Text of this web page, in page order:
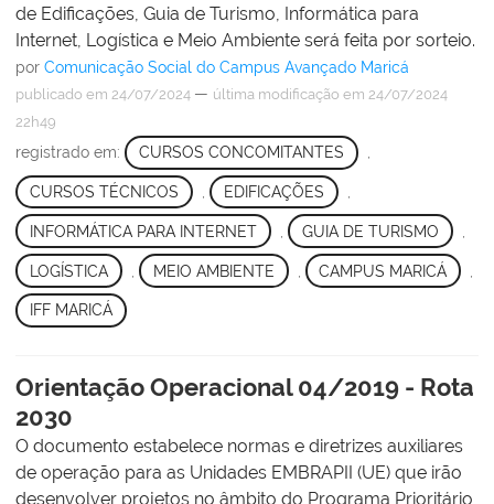
de Edificações, Guia de Turismo, Informática para
Internet, Logística e Meio Ambiente será feita por sorteio.
por Comunicação Social do Campus Avançado Maricá
publicado em 24/07/2024 — última modificação em 24/07/2024
22h49
registrado em: CURSOS CONCOMITANTES ,
CURSOS TÉCNICOS EDIFICAÇÕES
INFORMÁTICA PARA INTERNET GUIA DE TURISMO
LOGÍSTICA MEIO AMBIENTE CAMPUS MARICÁ
IFF MARICÁ
Orientação Operacional 04/2019 - Rota
2030
O documento estabelece normas e diretrizes auxiliares
de operação para as Unidades EMBRAPII (UE) que irão
desenvolver projetos no âmbito do Programa Prioritário